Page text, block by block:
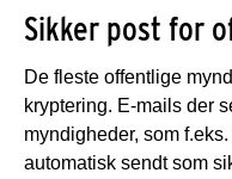
Sikker post for
De fleste offentlige
kryptering. E-mails der
myndigheder, som
automatisk sendt som